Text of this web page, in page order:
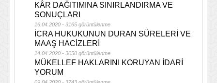
KÂR DAĞITIMINA SINIRLANDIRMA VE
SONUÇLARI
16.04.2020 - 3165 görüntülenme
İCRA HUKUKUNUN DURAN SÜRELERİ VE
MAAŞ HACİZLERİ
14.04.2020 - 3050 görüntülenme
MÜKELLEF HAKLARINI KORUYAN İDARİ
YORUM